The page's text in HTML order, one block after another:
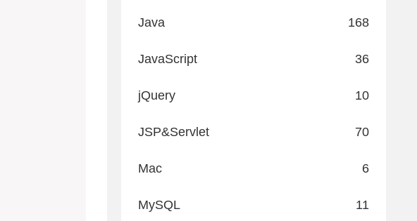
Java 168
JavaScript 36
jQuery 10
JSP&Servlet 70
Mac 6
MySQL 11